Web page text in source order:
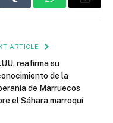
Tumblr WhatsAppEmail
ARTICLE
reafirma su
de la
de Marruecos
el Sáhara marroquí